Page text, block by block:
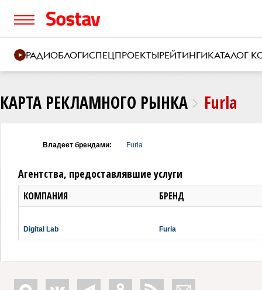
РАДИОБЛОГИСПЕЦПРОЕКТЫРЕЙТИНГИКАТАЛОГ
КАРТА РЕКЛАМНОГО РЫНКА Furla
Владеет брендами: Furla
Агентства, предоставлявшие услуги
КОМПАНИЯ БРЕНД
Digital Lab Furla